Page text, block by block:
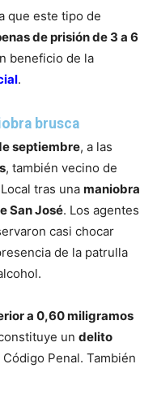
que este tipo de
de prisión de 3 a 6
beneficio de la
.
brusca
septiembre, a las
, también vecino de
tras una maniobra
San José. Los agentes
casi chocar
de la patrulla
a 0,60 miligramos
un delito
Penal. También